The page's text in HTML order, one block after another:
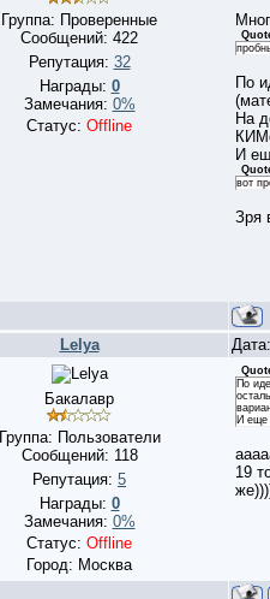
Группа: Проверенные
Сообщений: 422
Репутация: 32
Награды: 0
Замечания: 0%
Статус: Offline
По
На
И
вот
Зря
Lelya
Бакалавр
Группа: Пользователи
Сообщений: 118
Репутация: 5
Награды: 0
Замечания: 0%
Статус: Offline
Город: Москва
По
И еще
19